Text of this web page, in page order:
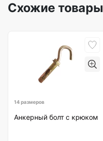
Схожие товары
14 размеров
Анкерный болт с крюком